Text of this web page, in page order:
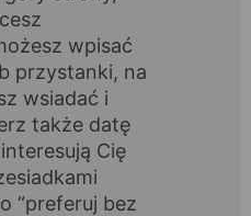
wpisać
przystanki, na
wsiadać i
także datę
Cię
“preferuj bez